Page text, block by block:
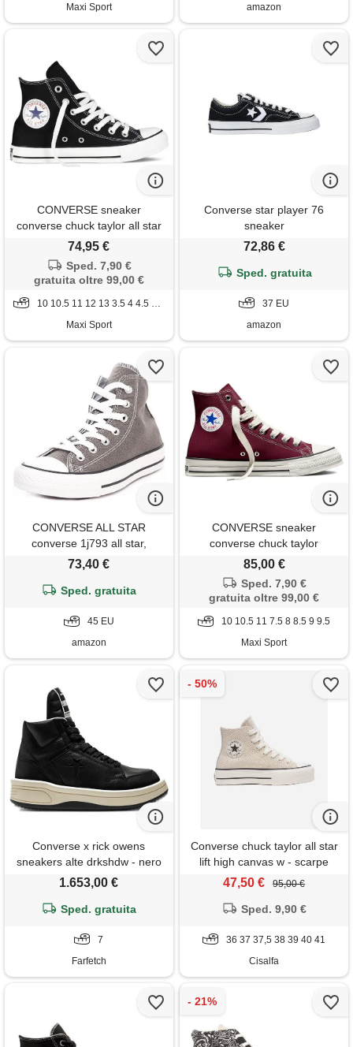
Maxi Sport
amazon
CONVERSE sneaker
converse chuck taylor all star
hi nere
74,95 €
Sped. 7,90 €
gratuita oltre 99,00 €
10 10.5 11 12 13 3.5 4 4.5 5 5.5 6 6.5 7 7.5 8 8.5 9 9.5
Maxi Sport
Converse star player 76
sneaker
72,86 €
Sped. gratuita
37 EU
amazon
CONVERSE ALL STAR
converse 1j793 all star,
sneaker unisex adulto, grigio
73,40 €
Sped. gratuita
45 EU
amazon
CONVERSE sneaker
converse chuck taylor
throwback
85,00 €
Sped. 7,90 €
gratuita oltre 99,00 €
10 10.5 11 7.5 8 8.5 9 9.5
Maxi Sport
Converse x rick owens
sneakers alte drkshdw - nero
1.653,00 €
Sped. gratuita
7
Farfetch
Converse chuck taylor all star
lift high canvas w - scarpe
sneakers - donna - beige
47,50 € 95,00 €
Sped. 9,90 €
36 37 37,5 38 39 40 41
Cisalfa